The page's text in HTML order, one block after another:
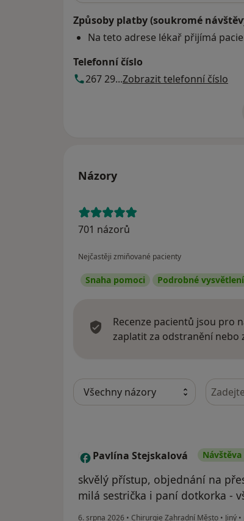
Způsoby platby (soukromé
Na teto adrese lékař přijímá
Telefonní číslo
267 29...Zobrazit telefonní číslo
Názory
701 názorů
Nejčastěji zmiňované pacienty
Snaha pomoci Podrobné vysvětlení
Recenze pacientů jsou pro
zaplatit za odstranění nebo
P Pavlína Stejskalová
skvělý přístup, objednání na
milá sestrička i paní dotkorka -
6. srpna 2026 • Chirurgie Zahradní Město • Jiný •